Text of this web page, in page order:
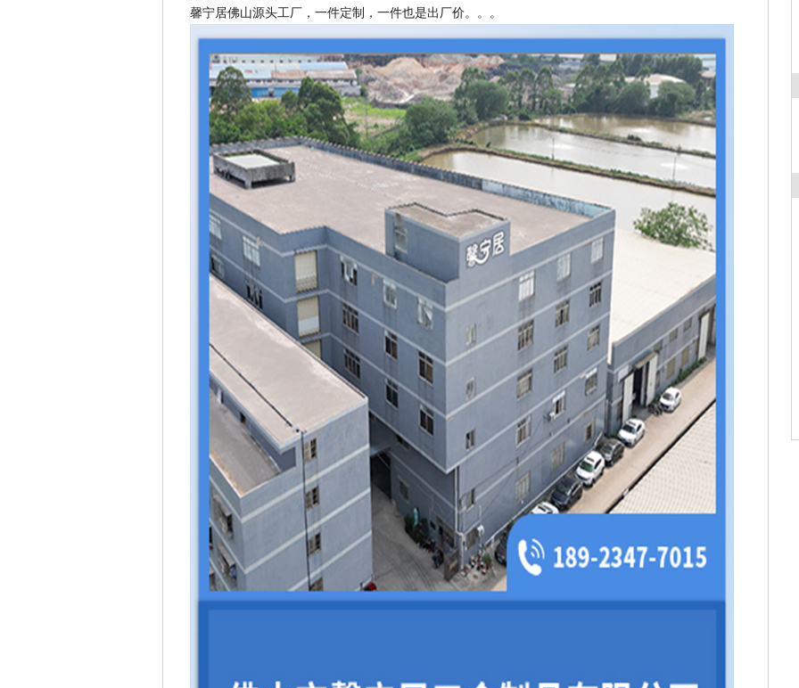
馨宁居佛山源头工厂，一件定制，一件也是出厂价。。。